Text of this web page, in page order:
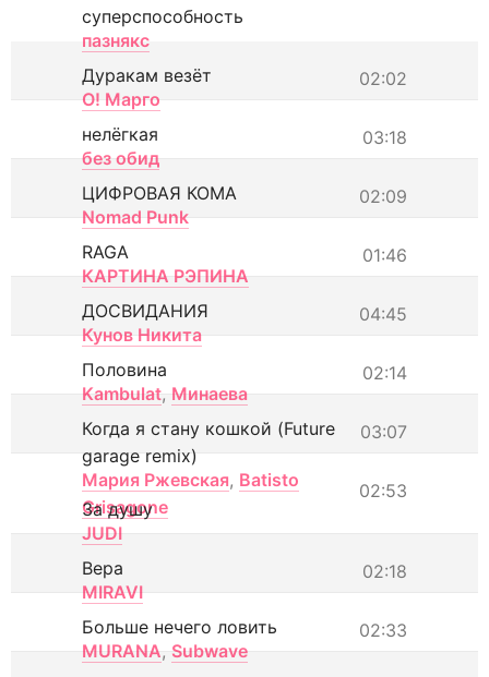
суперспособность
пазнякс
02:02
Дуракам везёт
О! Марго
03:18
нелёгкая
без обид
02:09
ЦИФРОВАЯ КОМА
Nomad Punk
01:46
RAGA
КАРТИНА РЭПИНА
04:45
ДОСВИДАНИЯ
Кунов Никита
02:14
Половина
Kambulat, Минаева
03:07
Когда я стану кошкой (Future
garage remix)
Мария Ржевская, Batisto
Grisagone
02:53
За душу
JUDI
02:18
Вера
MIRAVI
02:33
Больше нечего ловить
MURANA, Subwave